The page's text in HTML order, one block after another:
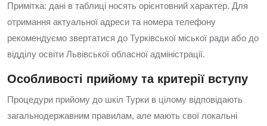
Примітка: дані в таблиці носять орієнтовний характер. Для
отримання актуальної адреси та номера телефону
рекомендуємо звертатися до Турківської міської ради або до
відділу освіти Львівської обласної адміністрації.
Особливості прийому та критерії вступу
Процедури прийому до шкіл Турки в цілому відповідають
загальнодержавним правилам, але мають свої локальні